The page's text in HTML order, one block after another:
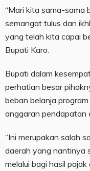
“Mari kita sama-sama
semangat tulus dan
yang telah kita capai
Bupati Karo.
Bupati dalam
perhatian besar
beban belanja
anggaran pendapatan
“Ini merupakan salah
daerah yang nantinya
melalui bagi hasil